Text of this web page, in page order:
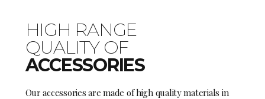
HIGH RANGE
QUALITY OF
ACCESSORIES
Our accessories are made of high quality materials in